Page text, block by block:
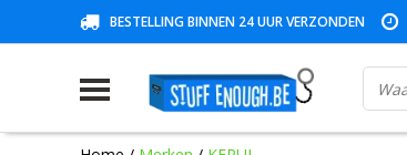
BESTELLING BINNEN 24 UUR VERZONDEN